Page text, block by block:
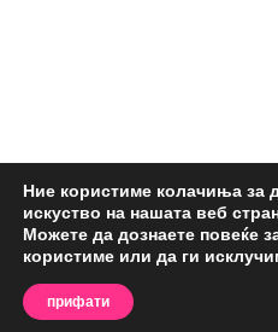
Ние користиме колачиња за
искуство на нашата веб
Можете да дознаете повеќе
користиме или да ги
прифати